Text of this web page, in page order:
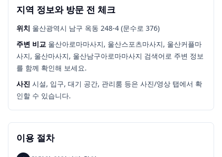
지역 정보와 방문 전 체크
위치 울산광역시 남구 옥동 248-4 (문수로 376)
주변 비교 울산아로마마사지, 울산스포츠마사지, 울산커플마
사지, 울산마사지, 울산남구아로마마사지 검색어로 주변 정보
를 함께 확인해 보세요.
사진 시설, 입구, 대기 공간, 관리룸 등은 사진/영상 탭에서 확
인할 수 있습니다.
이용 절차